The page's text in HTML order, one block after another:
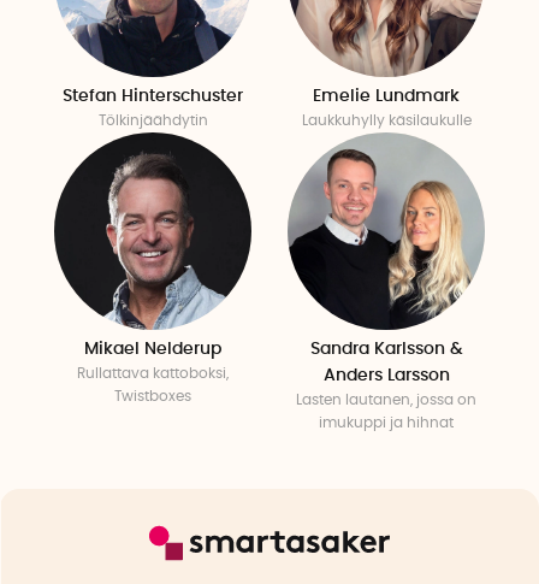
Stefan Hinterschuster
Tölkinjäähdytin
Emelie Lundmark
Laukkuhylly käsilaukulle
Mikael Nelderup
Rullattava kattoboksi,
Twistboxes
Sandra Karlsson &
Anders Larsson
Lasten lautanen, jossa on
imukuppi ja hihnat